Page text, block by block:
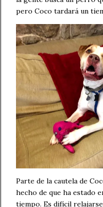
pero Coco tardará un
Parte de la cautela de
hecho de que ha estado
tiempo. Es difícil